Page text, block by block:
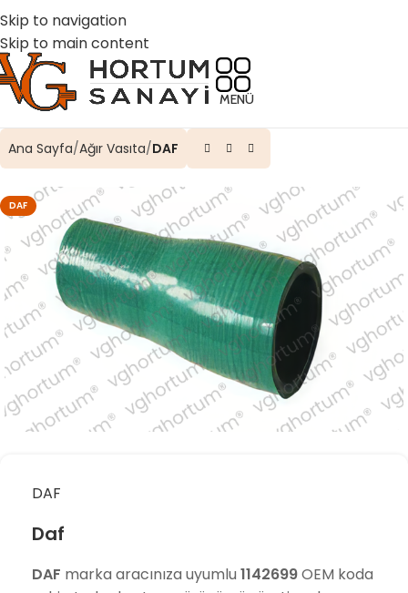
Skip to navigation
Skip to main content
☎️ 0 (224) 504 74 45
MENÜ
Ana Sayfa Ağır Vasıta DAF
DAF
DAF
Daf
DAF marka aracınıza uyumlu 1142699OEM koda